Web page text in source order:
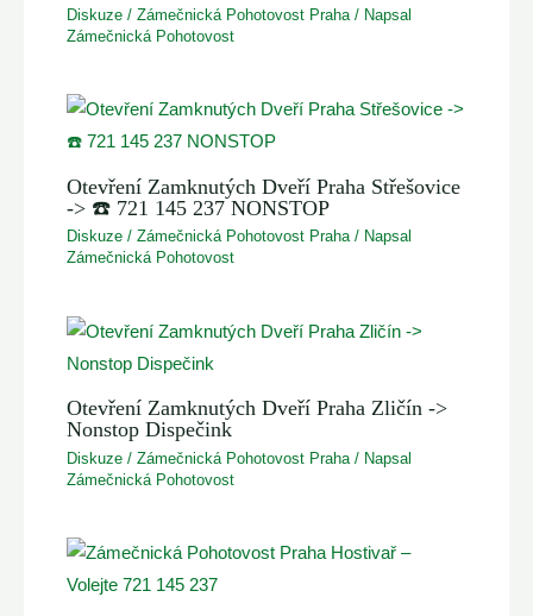
Diskuze /Zámečnická Pohotovost Praha / Napsal
Zámečnická Pohotovost
Otevření Zamknutých Dveří Praha Střešovice
-> ☎️ 721 145 237 NONSTOP
Diskuze /Zámečnická Pohotovost Praha/ Napsal
Zámečnická Pohotovost
Otevření Zamknutých Dveří Praha Zličín ->
Nonstop Dispečink
Diskuze /Zámečnická Pohotovost Praha / Napsal
Zámečnická Pohotovost